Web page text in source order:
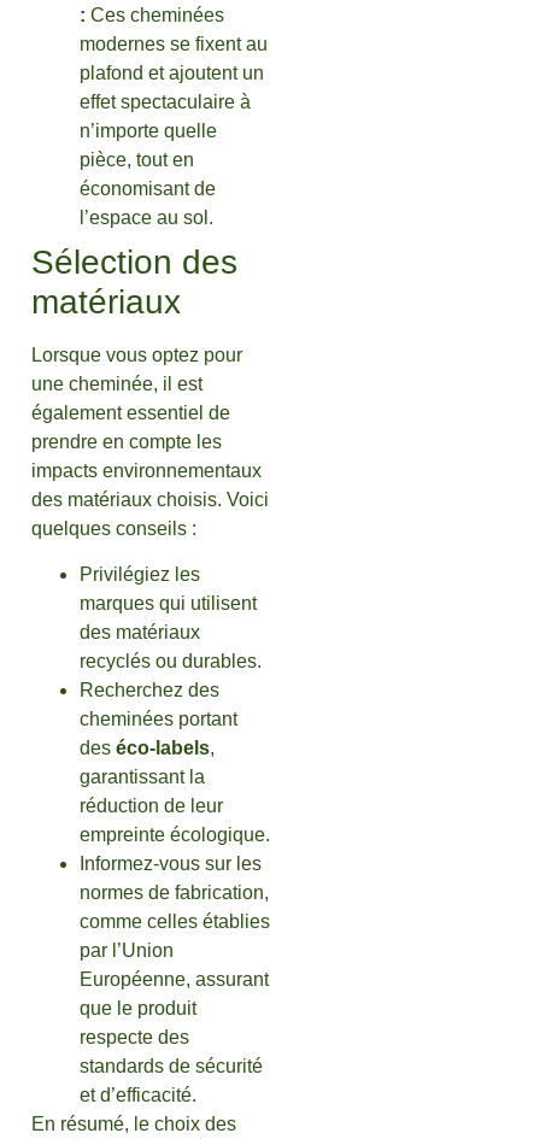
: Ces cheminées
modernes se fixent au
plafond et ajoutent un
effet spectaculaire à
n’importe quelle
pièce, tout en
économisant de
l’espace au sol.
Sélection des
matériaux
Lorsque vous optez pour
une cheminée, il est
également essentiel de
prendre en compte les
impacts environnementaux
des matériaux choisis. Voici
quelques conseils :
Privilégiez les
marques qui utilisent
des matériaux
recyclés ou durables.
Recherchez des
cheminées portant
des éco-labels,
garantissant la
réduction de leur
empreinte écologique.
Informez-vous sur les
normes de fabrication,
comme celles établies
par l’Union
Européenne, assurant
que le produit
respecte des
standards de sécurité
et d’efficacité.
En résumé, le choix des